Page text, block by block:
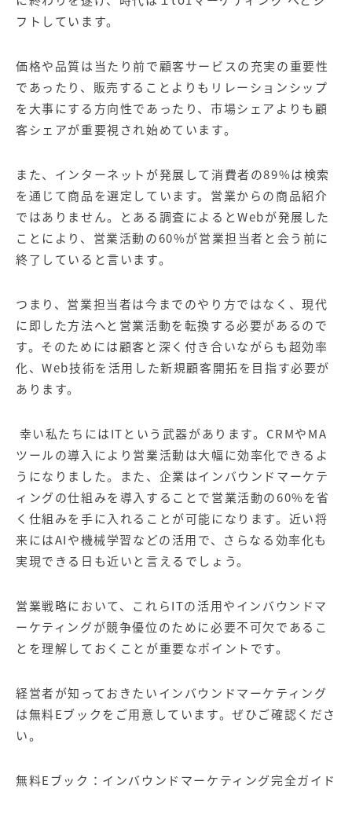
フトしています。
価格や品質は当たり前で顧客サービスの充実の重要性
であったり、販売することよりもリレーションシップ
を大事にする方向性であったり、市場シェアよりも顧
客シェアが重要視され始めています。
また、インターネットが発展して消費者の89%は検索
を通じて商品を選定しています。営業からの商品紹介
ではありません。とある調査によるとWebが発展した
ことにより、営業活動の60%が営業担当者と会う前に
終了していると言います。
つまり、営業担当者は今までのやり方ではなく、現代
に即した方法へと営業活動を転換する必要があるので
す。そのためには顧客と深く付き合いながらも超効率
化、Web技術を活用した新規顧客開拓を目指す必要が
あります。
幸い私たちにはITという武器があります。 CRMやMA
ツールの導入により営業活動は大幅に効率化できるよ
うになりました。また、企業はインバウンドマーケテ
ィングの仕組みを導入することで営業活動の60%を省
く仕組みを手に入れることが可能になります。近い将
来にはAIや機械学習などの活用で、さらなる効率化も
実現できる日も近いと言えるでしょう。
営業戦略において、これらITの活用やインバウンドマ
ーケティングが競争優位のために必要不可欠であるこ
とを理解しておくことが重要なポイントです。
経営者が知っておきたいインバウンドマーケティング
は無料Eブックをご用意しています。ぜひご確認くださ
い。
無料Eブック： インバウンドマーケティング完全ガイド